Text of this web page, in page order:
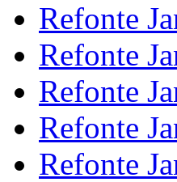
Refonte
Refonte
Refonte
Refonte
Refonte